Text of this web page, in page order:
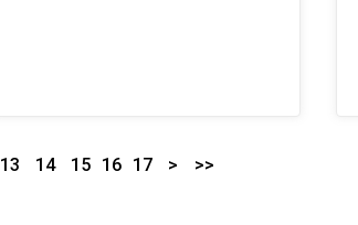
13 14 15 16 17 > >>